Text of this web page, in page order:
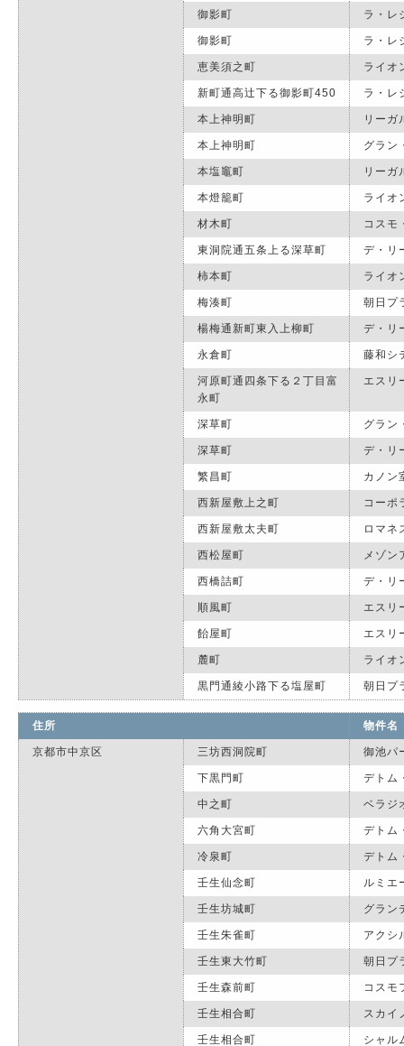
御影町 ラ・レ
御影町 ラ・レ
恵美須之町 ライオ
新町通高辻下る御影町450 ラ・レ
本上神明町 リー
本上神明町 グラン
本塩竈町 リーガ
本燈籠町 ライオ
材木町 コスモ
東洞院通五条上る深草町 デ・リ
柿本町 ライオ
梅湊町 朝日プ
楊梅通新町東入上柳町 デ・リ
永倉町 藤和シ
河原町通四条下る２丁目富
永町
エスリ
深草町 グラン
深草町 デ・リ
繁昌町 カノン
西新屋敷上之町 コーポ
西新屋敷太夫町 ロマネ
西松屋町 メゾン
西橋詰町 デ・リ
順風町 エスリ
飴屋町 エスリ
麓町 ライオ
黒門通綾小路下る塩屋町 朝日プ
住所 物件名
京都市中京区 三坊西洞院町 御池パ
下黒門町 デトム
中之町 ベラジ
六角大宮町 デトム
冷泉町 デトム
壬生仙念町 ルミエ
壬生坊城町 グラン
壬生朱雀町 アクシ
壬生東大竹町 朝日プ
壬生森前町 コスモ
壬生相合町 スカイ
壬生相合町 シャル